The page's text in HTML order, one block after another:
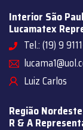
Interior São
Lucamatex
Tel.: (19) 9
Luiz Carlos
Região
R & A